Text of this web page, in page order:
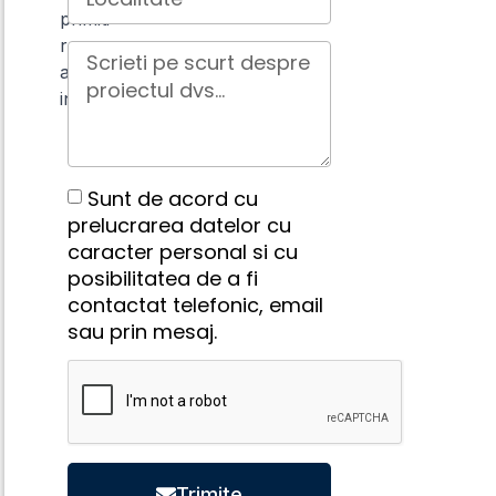
primiti
raspuns
aproape
instant.
Sunt de acord cu
prelucrarea datelor cu
caracter personal si cu
posibilitatea de a fi
contactat telefonic, email
sau prin mesaj.